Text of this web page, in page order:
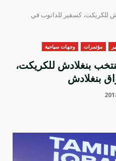
للكريكت، كسفير للدانوب في
مؤتمرات وجهات سياحية
بنغلادش للكريكت،
بنغلادش